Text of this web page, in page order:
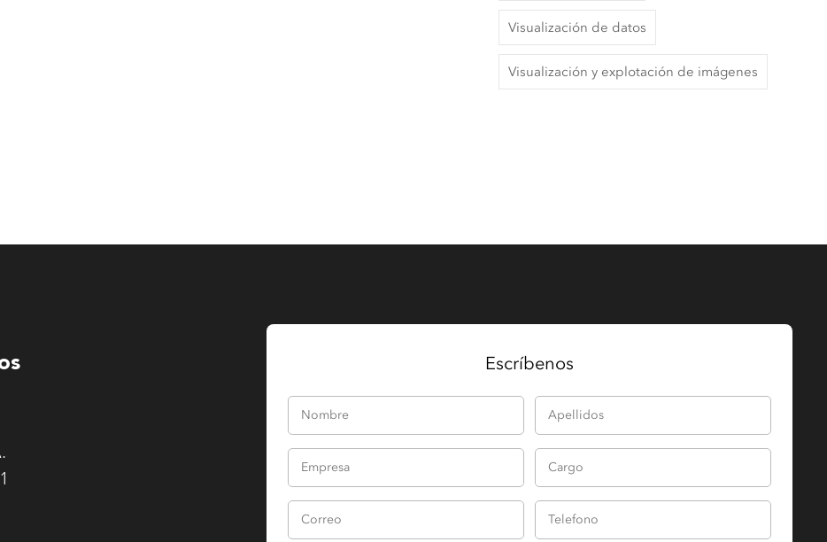
Visualización de datos
Visualización y explotación de imágenes
Escríbenos